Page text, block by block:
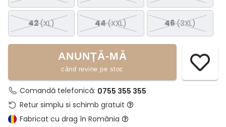
42(XL) 44(XXL) 46(3XL)
ANUNȚĂ-MĂ
când revine pe stoc
Comandă telefonică: 0755 355 355
Retur simplu si schimb gratuit
Fabricat cu drag în România